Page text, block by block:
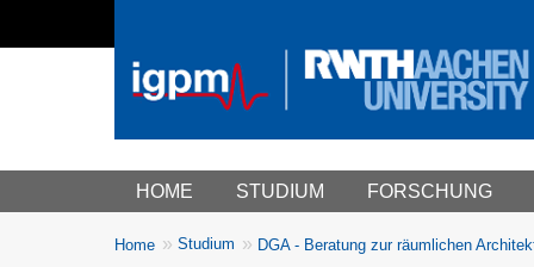
Main menu
HOME STUDIUM FORSCHUNG
Breadcrumbs
You
Home Studium DGA - Beratung zur räumlichen